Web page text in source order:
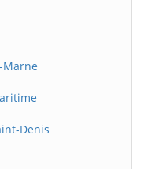
Marne
Denis